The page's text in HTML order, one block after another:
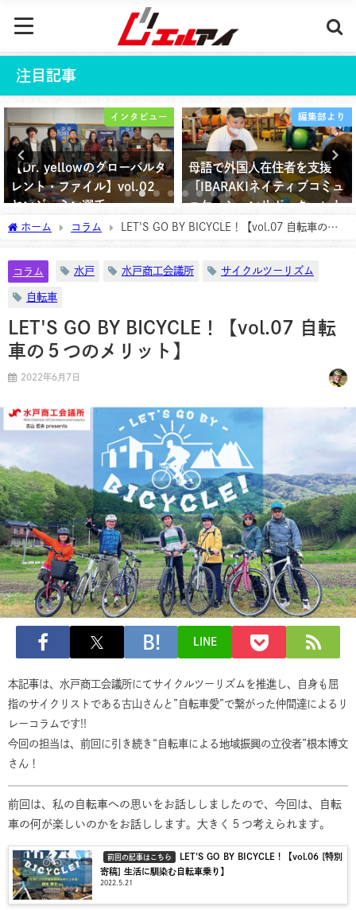
注目記事
インタビュー
【Dr. yellowのグローバルタ
レント・ファイル】vol.02
ヤンジェミン選手
2026年3月25日
編集部より
母語で外国人在住者を支援
「IBARAKIネイティブコミュ
ニケーションサポーター」と
は？
ホーム コラム
LET'S GO BY BICYCLE！【vol.07 自転車の５
コラム 水戸 水戸商工会議所 サイクルツーリズム
自転車
LET'S GO BY BICYCLE！【vol.07 自転
車の５つのメリット】
2022年6月7日
LINE
本記事は、水戸商工会議所にてサイクルツーリズムを推進し、自身も屈
指のサイクリストである古山さんと”自転車愛”で繋がった仲間達によるリ
レーコラムです!!
今回の担当は、前回に引き続き“ 自転車による地域振興の立役者”根本博文
さん！
前回は、私の自転車への思いをお話ししましたので、今回は、自転
車の何が楽しいのかをお話しします。大きく５つ考えられます。
前回の記事はこちら
LET'S GO BY BICYCLE！【vol.06 [特別
寄稿] 生活に馴染む自転車乗り】
2022.5.21